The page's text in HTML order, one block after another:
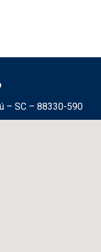
– SC – 88330-590